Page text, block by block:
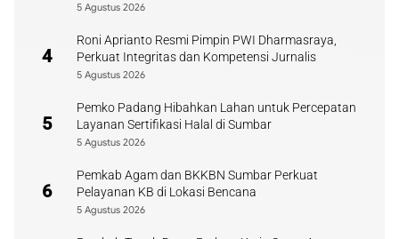
5 Agustus 2026
4
Roni Aprianto Resmi Pimpin PWI Dharmasraya,
Perkuat Integritas dan Kompetensi Jurnalis
5 Agustus 2026
5
Pemko Padang Hibahkan Lahan untuk Percepatan
Layanan Sertifikasi Halal di Sumbar
5 Agustus 2026
6
Pemkab Agam dan BKKBN Sumbar Perkuat
Pelayanan KB di Lokasi Bencana
5 Agustus 2026